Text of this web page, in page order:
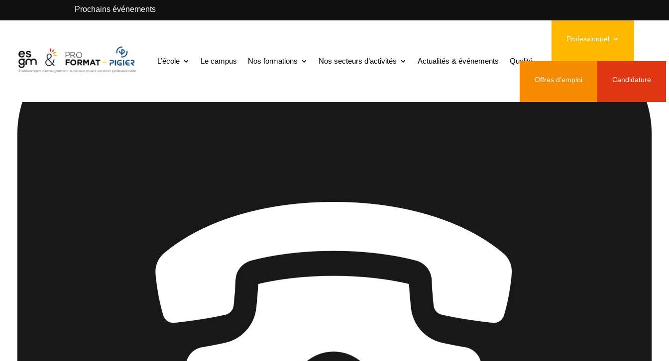
Prochains événements
L’école Le campus Nos formations Nos secteurs d’activités Actualités & événements Qualité
Professionnel
Offres d’emploi Candidature